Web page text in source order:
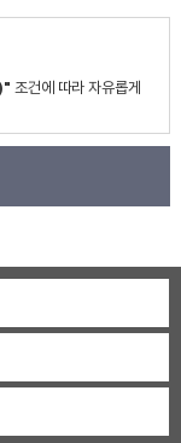
조건에 따라 자유롭게